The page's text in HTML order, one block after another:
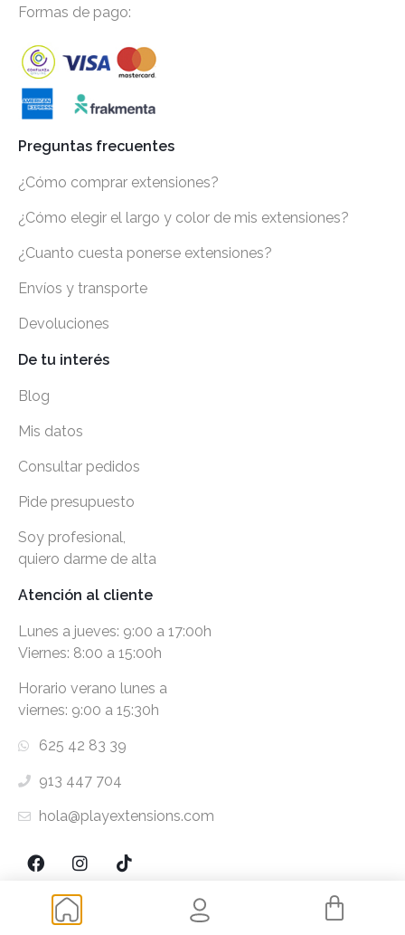
Formas de pago:
Preguntas frecuentes
¿Cómo comprar extensiones?
¿Cómo elegir el largo y color de mis extensiones?
¿Cuanto cuesta ponerse extensiones?
Envíos y transporte
Devoluciones
De tu interés
Blog
Mis datos
Consultar pedidos
Pide presupuesto
Soy profesional,
quiero darme de alta
Atención al cliente
Lunes a jueves: 9:00 a 17:00h
Viernes: 8:00 a 15:00h
Horario verano lunes a
viernes: 9:00 a 15:30h
625 42 83 39
913 447 704
hola@playextensions.com